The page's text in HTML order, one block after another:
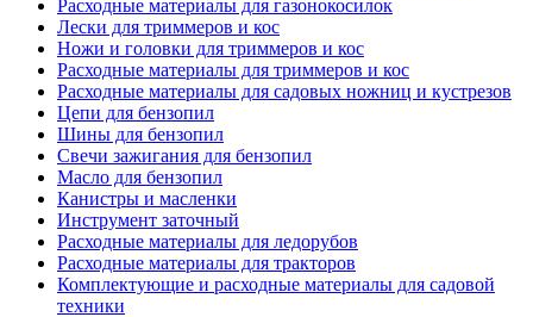
Расходные материалы для газонокосилок
Лески для триммеров и кос
Ножи и головки для триммеров и кос
Расходные материалы для триммеров и кос
Расходные материалы для садовых ножниц и кустрезов
Цепи для бензопил
Шины для бензопил
Свечи зажигания для бензопил
Масло для бензопил
Канистры и масленки
Инструмент заточный
Расходные материалы для ледорубов
Расходные материалы для тракторов
Комплектующие и расходные материалы для садовой
техники